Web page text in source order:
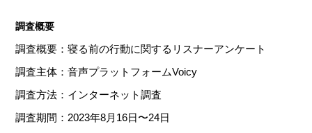
調査概要
調査概要：寝る前の行動に関するリスナーアンケート
調査主体：音声プラットフォームVoicy
調査方法：インターネット調査
調査期間：2023年8月16日〜24日